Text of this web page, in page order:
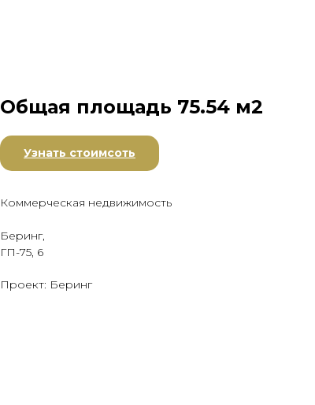
Общая площадь 75.54 м2
Узнать стоимсоть
Коммерческая недвижимость
Беринг,
ГП-75, 6
Проект: Беринг